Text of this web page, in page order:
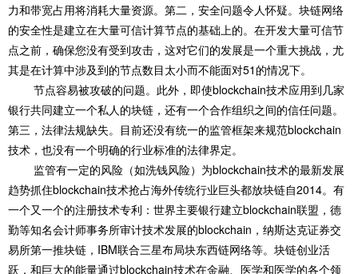
力和带宽占用将消耗大量资源。第二，安全问题令人怀疑。块链网络
的安全性是建立在大量可信计算节点的基础上的。在开发大量可信节
点之前，确保您没有受到攻击，这对它们的发展是一个重大挑战，尤
其是在计算中涉及到的节点数目太小而不能面对51的情况下。
节点容易被攻破的问题。此外，即使blockchain技术应用到几家
银行共同建立一个私人的块链，还有一个合作组织之间的信任问题。
第三，法律法规缺失。目前还没有统一的监管框架来规范blockchain
技术，也没有一个明确的行业标准的法律界定。
监管有一定的风险（如洗钱风险）为blockchain技术的最新发展
趋势抓住blockchain技术抢占海外传统行业巨头都放块链自2014。有
一个又一个的注册技术专利：世界主要银行建立blockchain联盟，德
勤等知名会计师事务所审计技术发展的blockchain，纳斯达克证券交
易所第一推块链，IBM联合三星布局块东西链网络等。块链创业活
跃，和巨大的能量通过blockchain技术在金融、医学和医学的各个领